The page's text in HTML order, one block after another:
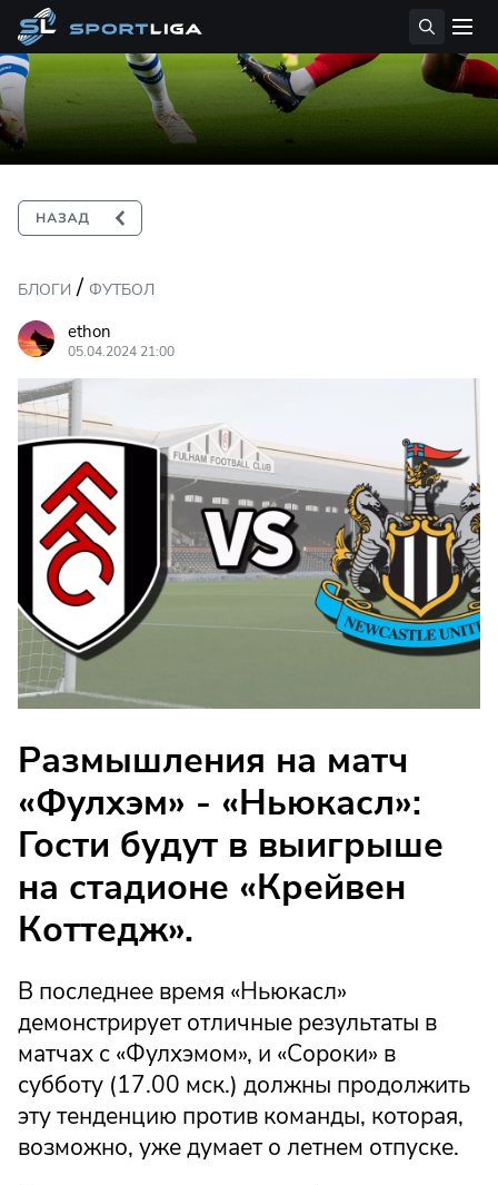
БЛОГИ / ФУТБОЛ
ethon
05.04.2024 21:00
Размышления на матч
«Фулхэм» - «Ньюкасл»:
Гости будут в выигрыше
на стадионе «Крейвен
Коттедж».
В последнее время «Ньюкасл»
демонстрирует отличные результаты в
матчах с «Фулхэмом», и «Сороки» в
субботу (17.00 мск.) должны продолжить
эту тенденцию против команды, которая,
возможно, уже думает о летнем отпуске.